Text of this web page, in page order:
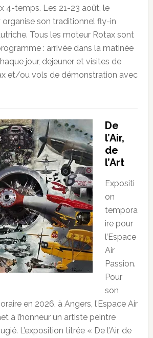
4-temps. Les 21-23 août, le
son traditionnel fly-in
Tous les moteur Rotax sont
: arrivée dans la matinée
jour, dejeuner et visites de
et/ou vols de démonstration avec
De
l’Air,
de
l’Art
Expositi
on
tempora
ire pour
l’Espace
Air
Passion.
Pour
son
en 2026, à Angers, l’Espace Air
à l’honneur un artiste peintre
L’exposition titrée « De l’Air, de